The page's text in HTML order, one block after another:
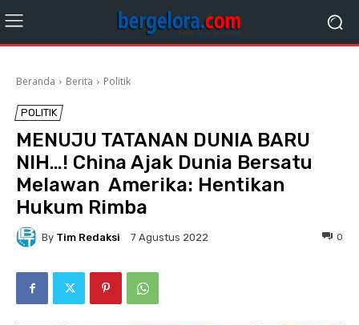
Beranda Berita Politik
POLITIK
MENUJU TATANAN DUNIA BARU
NIH…! China Ajak Dunia Bersatu
Melawan Amerika: Hentikan
Hukum Rimba
By Tim Redaksi 7 Agustus 2022 0